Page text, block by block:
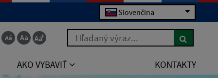
Slovenčina
Hľadaný výraz...
AKO VYBAVIŤ KONTAKTY